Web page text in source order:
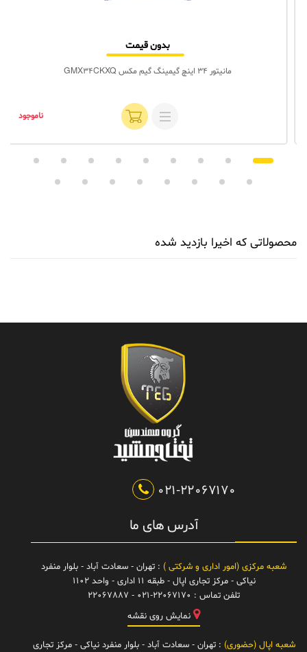
بدون قیمت
مانیتور 34 اینچ گیمینگ گیم‌ مکس GMX34CKXQ
ناموجود
محصولاتی که اخیرا بازدید شده
021-22067170
آدرس های ما
شعبه مرکزی (امور اداری و شرکتی ) : تهران - سعادت آباد - بلوار منفرد
نیاکی - مرکز تجاری اپال - طبقه 11 اداری - واحد 1102
تلفن تماس : 021-22067170 - 22067887
نمایش روی نقشه
شعبه اپال (حضوری) : تهران - سعادت آباد - بلوار منفرد نیاکی - مرکز تجاری